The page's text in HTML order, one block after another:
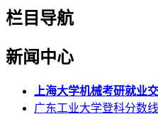
栏目导航
新闻中心
上海大学机械考研就业
广东工业大学登科分数线